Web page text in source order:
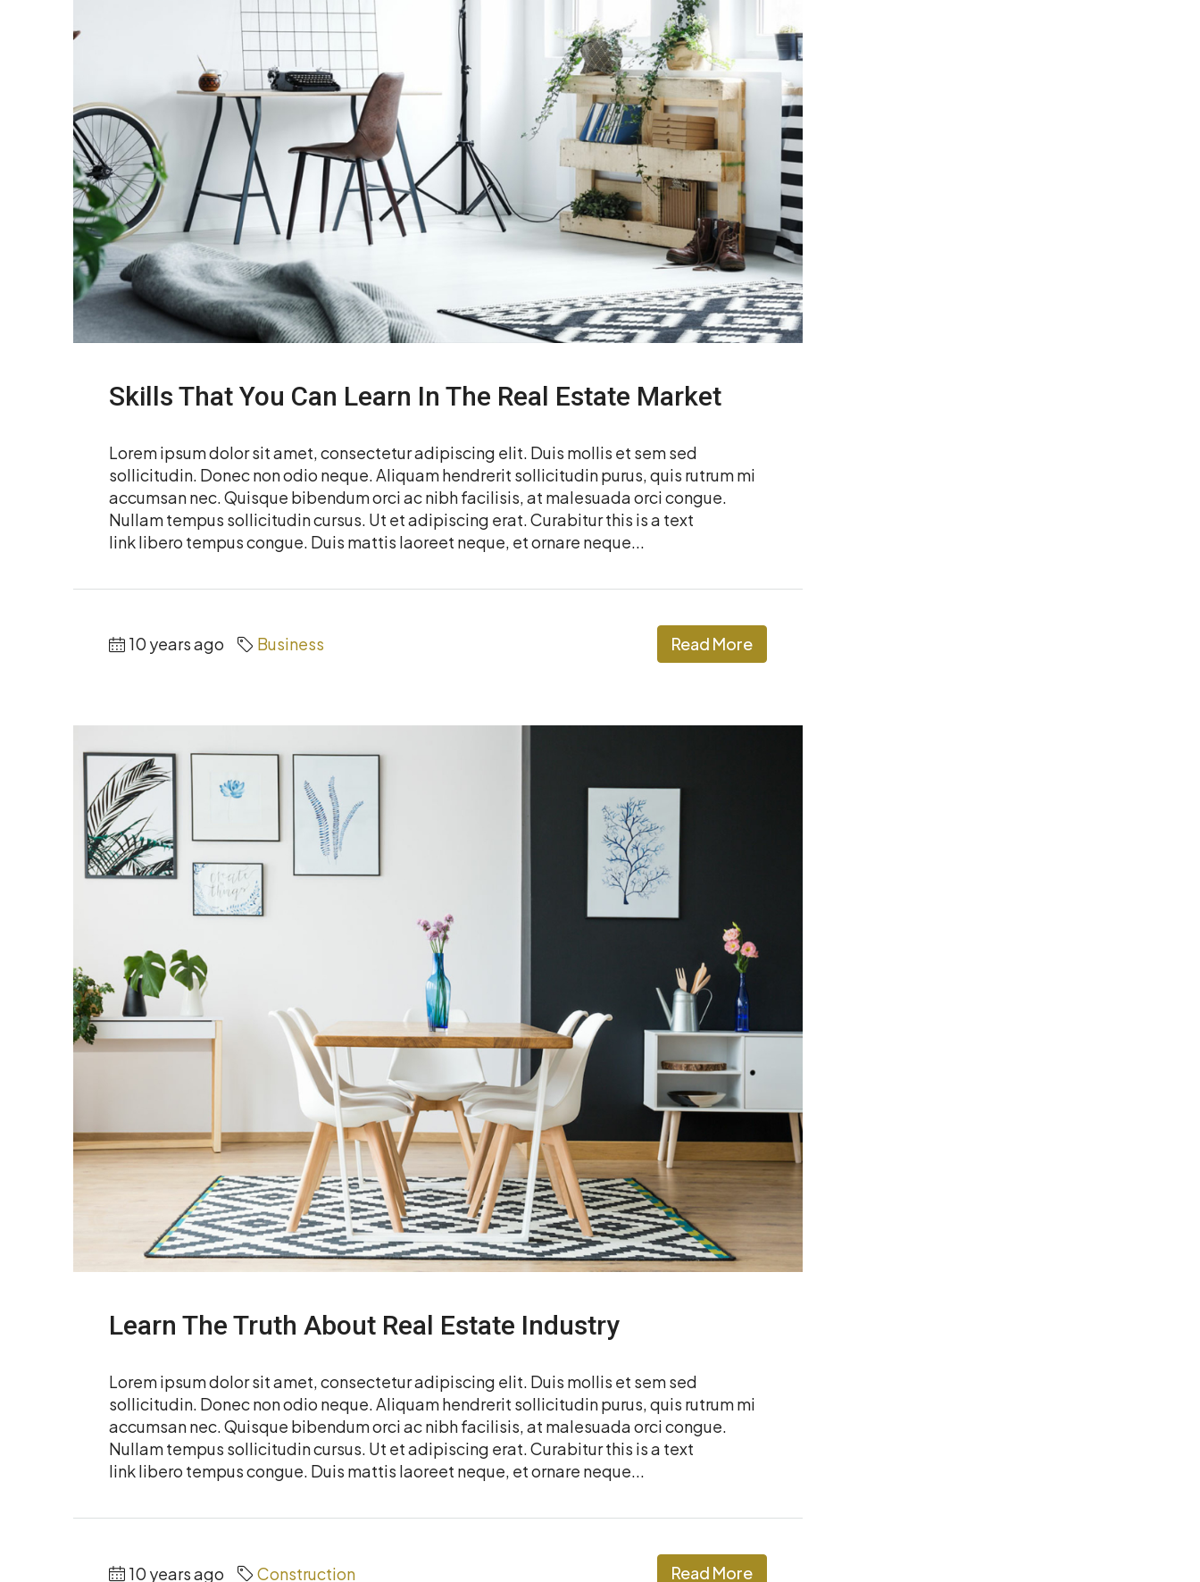
Skills That You Can Learn In The Real Estate Market
Lorem ipsum dolor sit amet, consectetur adipiscing elit. Duis mollis et sem sed
sollicitudin. Donec non odio neque. Aliquam hendrerit sollicitudin purus, quis rutrum mi
accumsan nec. Quisque bibendum orci ac nibh facilisis, at malesuada orci congue.
Nullam tempus sollicitudin cursus. Ut et adipiscing erat. Curabitur this is a text
link libero tempus congue. Duis mattis laoreet neque, et ornare neque...
10 years ago Business Read More
Learn The Truth About Real Estate Industry
Lorem ipsum dolor sit amet, consectetur adipiscing elit. Duis mollis et sem sed
sollicitudin. Donec non odio neque. Aliquam hendrerit sollicitudin purus, quis rutrum mi
accumsan nec. Quisque bibendum orci ac nibh facilisis, at malesuada orci congue.
Nullam tempus sollicitudin cursus. Ut et adipiscing erat. Curabitur this is a text
link libero tempus congue. Duis mattis laoreet neque, et ornare neque...
10 years ago Construction Read More